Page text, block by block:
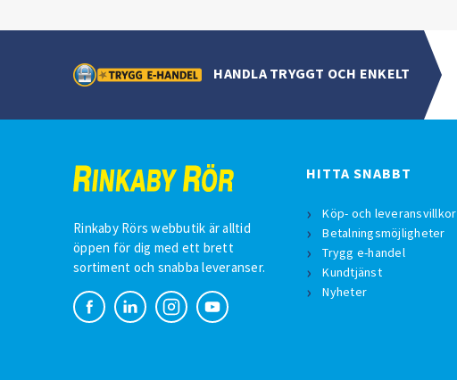
HANDLA TRYGGT OCH ENKELT
Rinkaby Rörs webbutik är alltid
öppen för dig med ett brett
sortiment och snabba leveranser.
HITTA SNABBT
Köp- och leveransvillkor
Betalningsmöjligheter
Trygg e-handel
Kundtjänst
Nyheter